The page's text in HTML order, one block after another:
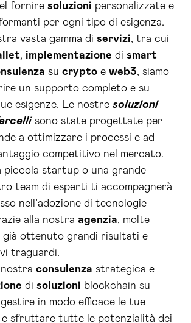
fornire soluzioni personalizzate e
per ogni tipo di esigenza.
vasta gamma di servizi, tra cui
, implementazione di smart
su crypto e web3, siamo
un supporto completo e su
esigenze. Le nostre soluzioni
sono state progettate per
a ottimizzare i processi e ad
competitivo nel mercato.
piccola startup o una grande
team di esperti ti accompagnerà
nell’adozione di tecnologie
alla nostra agenzia, molte
già ottenuto grandi risultati e
traguardi.
consulenza strategica e
di soluzioni blockchain su
in modo efficace le tue
e sfruttare tutte le potenzialità dei